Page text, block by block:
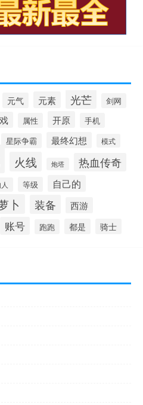
元气 元素 光芒 剑网
属性 开原 手机
星际争霸 最终幻想 模式
火线 炮塔 热血传奇
等级 自己的
卜 装备 西游
账号 跑跑 都是 骑士